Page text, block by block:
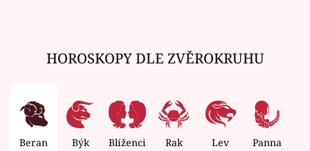
HOROSKOPY DLE ZVĚROKRUHU
Beran Býk Blíženci Rak Lev Panna